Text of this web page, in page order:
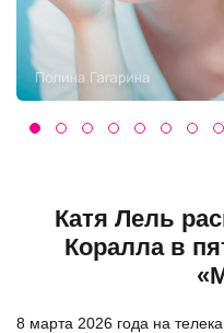
Катя Лель
Коралла в
8 марта 2026 года на